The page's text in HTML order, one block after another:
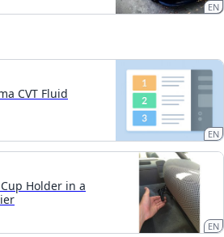
EN
CVT Fluid
EN
Holder in a
EN